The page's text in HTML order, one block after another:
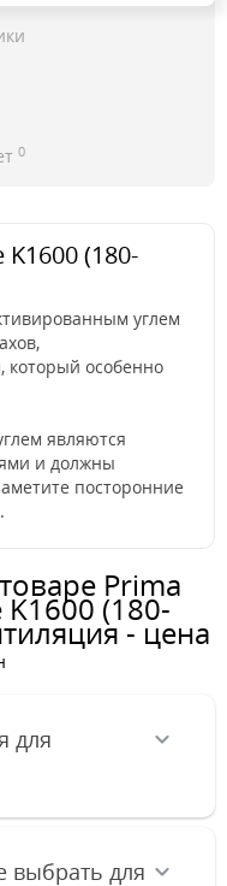
0
(180-
углем
который особенно
являются
и должны
посторонние
Prima
(180-
- цена
для
выбрать для